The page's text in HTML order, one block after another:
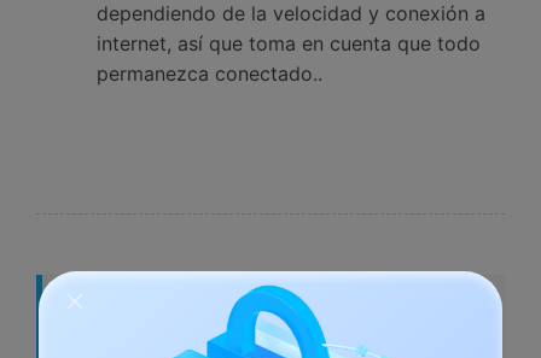
dependiendo de la velocidad y conexión a
internet, así que toma en cuenta que todo
permanezca conectado..
Parte 3: Borrar la Caché para
Solucionar este Error